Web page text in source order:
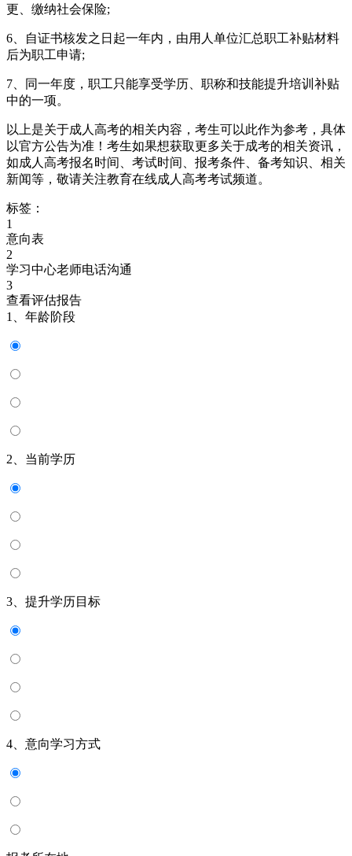
更、缴纳社会保险;
6、自证书核发之日起一年内，由用人单位汇总职工补贴材料
后为职工申请;
7、同一年度，职工只能享受学历、职称和技能提升培训补贴
中的一项。
以上是关于成人高考的相关内容，考生可以此作为参考，具体
以官方公告为准！考生如果想获取更多关于成考的相关资讯，
如成人高考报名时间、考试时间、报考条件、备考知识、相关
新闻等，敬请关注教育在线成人高考考试频道。
标签：
1
意向表
2
学习中心老师电话沟通
3
查看评估报告
1、年龄阶段
2、当前学历
3、提升学历目标
4、意向学习方式